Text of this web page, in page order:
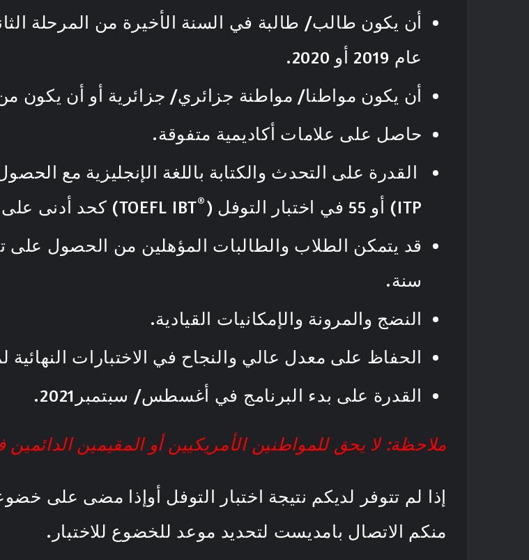
أن يكون طالب/ طالبة في السنة الأخيرة من المرحلة
عام 2019 أو 2020.
أن يكون مواطنا/ مواطنة جزائري/ جزائرية أو أن
حاصل على علامات أكاديمية متفوقة.
القدرة على التحدث والكتابة باللغة الإنجليزية مع الحصول على درجة 490 في
ITP) أو 55 في اختبار التوفل (
®TOEFL IBT) كحد أدنى على ألا يتعدى سنتين من تاريخ تلك النتيجة.
قد يتمكن الطلاب والطالبات المؤهلين من الحصول على
سنة.
النضج والمرونة والإمكانيات القيادية.
الحفاظ على معدل عالي والنجاح في الاختبارات النهائية
القدرة على بدء البرنامج في أغسطس/ سبتمبر2021.
ملاحظة: لا يحق للمواطنين الأمريكيين أو المقيمين الدائمين
إذا لم تتوفر لديكم نتيجة اختبار التوفل أوإذا مضى على
منكم الاتصال بامديست لتحديد موعد للخضوع للاختبار.